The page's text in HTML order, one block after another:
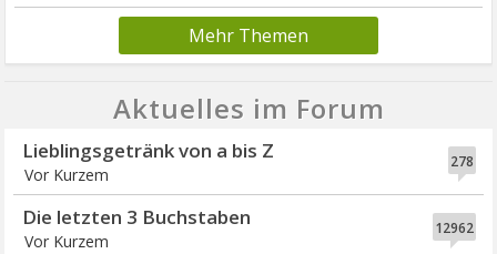
Mehr Themen
Aktuelles im Forum
278
Lieblingsgetränk von a bis Z
Vor Kurzem
12962
Die letzten 3 Buchstaben
Vor Kurzem